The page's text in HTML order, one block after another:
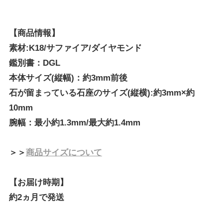
【商品情報】
素材:K18/サファイア/ダイヤモンド
鑑別書：DGL
本体サイズ(縦幅)：約3mm前後
石が留まっている石座のサイズ(縦横):約3mm×約
10mm
腕幅：最小約1.3mm/最大約1.4mm
＞＞商品サイズについて
【お届け時期】
約2ヵ月で発送